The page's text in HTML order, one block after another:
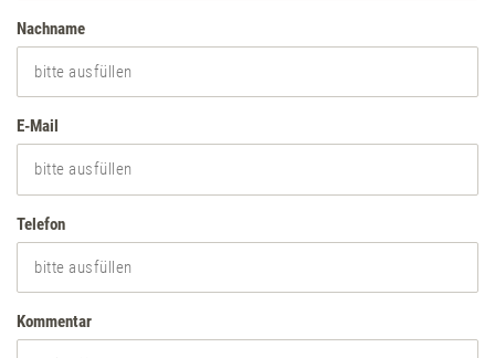
Kontakt & Anfahrt
Feiern & Tagen
Gutschein
Newsletter
Karriere
Broschüren
Nachname
E-Mail
Telefon
Kommentar